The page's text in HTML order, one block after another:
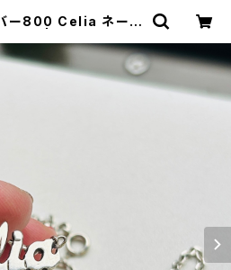
ー800 Celia ネーム
& Vintage